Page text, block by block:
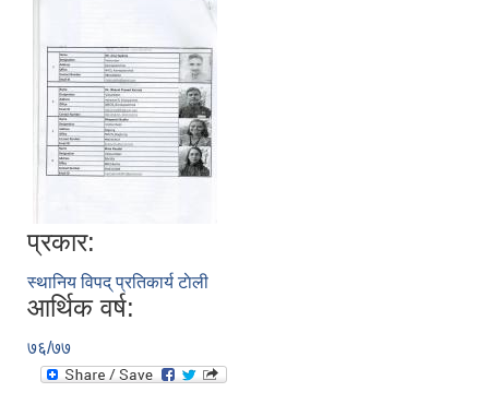
प्रकार:
स्थानिय विपद् प्रतिकार्य टाेली
आर्थिक वर्ष:
७६/७७